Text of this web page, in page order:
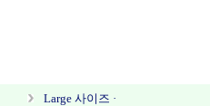
Large 사이즈 ·